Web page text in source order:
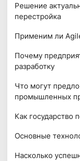
Решение
перестройка
Применим ли
Почему
разработку
Что могут
промышленных
Как государство
Основные
Насколько